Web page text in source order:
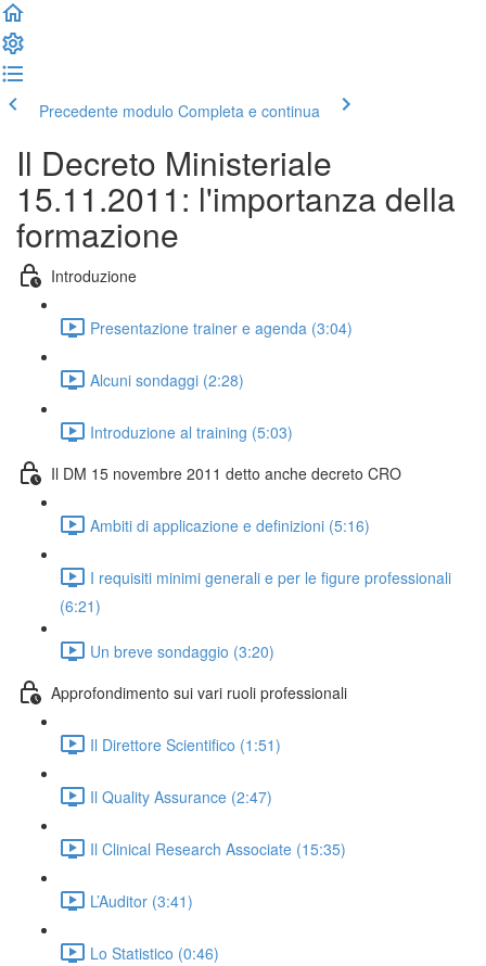
Precedente modulo Completa e continua
Il Decreto Ministeriale
15.11.2011: l'importanza della
formazione
Introduzione
Presentazione trainer e agenda (3:04)
Alcuni sondaggi (2:28)
Introduzione al training (5:03)
Il DM 15 novembre 2011 detto anche decreto CRO
Ambiti di applicazione e definizioni (5:16)
I requisiti minimi generali e per le figure professionali
(6:21)
Un breve sondaggio (3:20)
Approfondimento sui vari ruoli professionali
Il Direttore Scientifico (1:51)
Il Quality Assurance (2:47)
Il Clinical Research Associate (15:35)
L’Auditor (3:41)
Lo Statistico (0:46)